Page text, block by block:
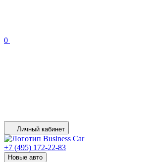
0
Личный кабинет
+7 (495) 172-22-83
Новые авто